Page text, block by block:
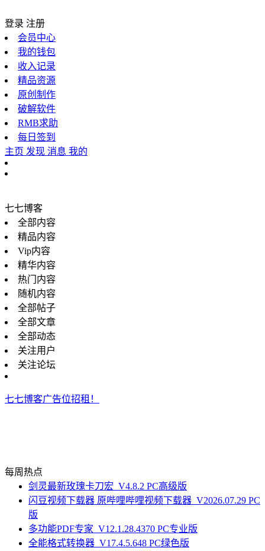
登录 注册
会员中心
我的钱包
收入记录
精品资源
原创制作
破解软件
RMB求助
每日签到
主页 发现 消息 我的
七七博客
全部内容
精品内容
Vip内容
精华内容
热门内容
随机内容
全部帖子
全部文章
全部动态
关注用户
关注论坛
七七博客广告位招租！
每周热点
剑灵最新玫瑰卡刀宏_V4.8.2 PC高级版
闪豆视频下载器 原哔哩哔哩视频下载器_V2026.07.29 PC
版
多功能PDF专家_V12.1.28.4370 PC专业版
全能格式转换器_V17.4.5.648 PC绿色版